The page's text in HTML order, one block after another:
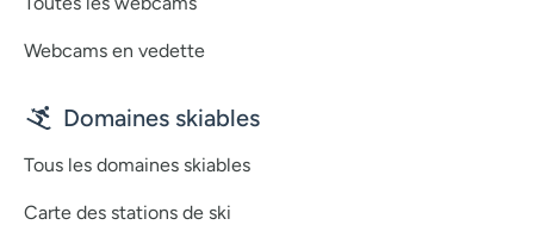
Webcams en vedette
Domaines skiables
Tous les domaines skiables
Carte des stations de ski